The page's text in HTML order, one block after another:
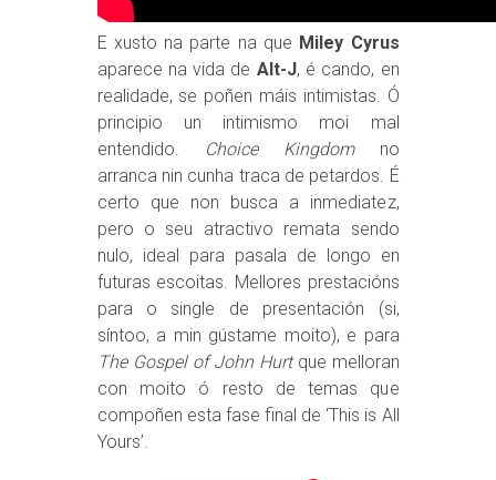
E xusto na parte na que Miley Cyrus
aparece na vida de Alt-J, é cando, en
realidade, se poñen máis intimistas. Ó
principio un intimismo moi mal
entendido.
Choice Kingdomno
arranca nin cunha traca de petardos. É
certo que non busca a inmediatez,
pero o seu atractivo remata sendo
nulo, ideal para pasala de longo en
futuras escoitas. Mellores prestacións
para o single de presentación (si,
síntoo, a min gústame moito), e para
The Gospel of John Hurtque melloran
con moito ó resto de temas que
compoñen esta fase final de ‘This is All
Yours’.